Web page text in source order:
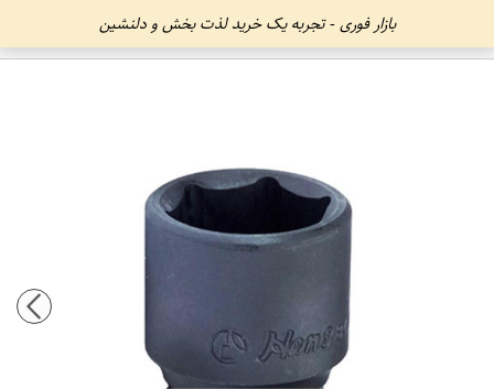
بازار فوری - تجربه یک خرید لذت بخش و دلنشین